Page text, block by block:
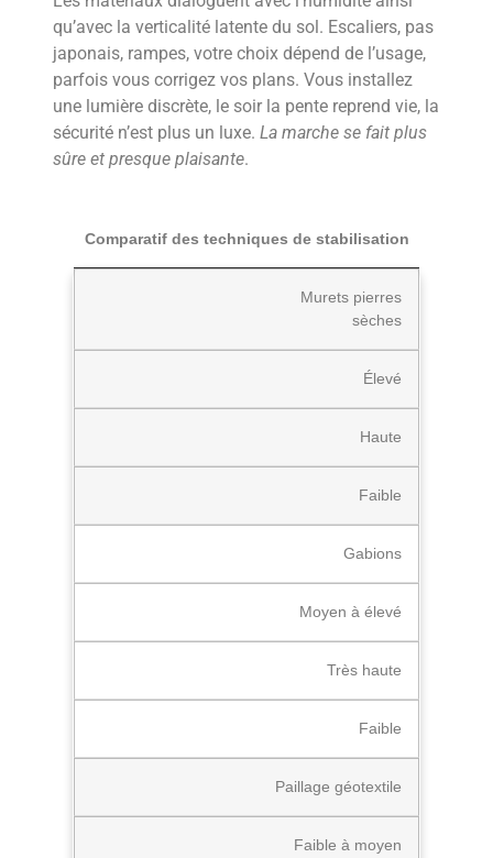
qu’avec la verticalité latente du sol. Escaliers, pas
japonais, rampes, votre choix dépend de l’usage,
parfois vous corrigez vos plans. Vous installez
une lumière discrète, le soir la pente reprend vie, la
sécurité n’est plus un luxe. La marche se fait plus
sûre et presque plaisante.
Comparatif des techniques de stabilisation
Murets pierres
sèches
Élevé
Haute
Faible
Gabions
Moyen à élevé
Très haute
Faible
Paillage géotextile
Faible à moyen